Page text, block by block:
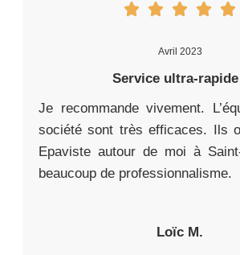
Avril 2023
Service ultra-
Je recommande vivement.
société sont très efficaces. Ils
Epaviste autour de moi à
beaucoup de professionnalisme.
Loïc M.